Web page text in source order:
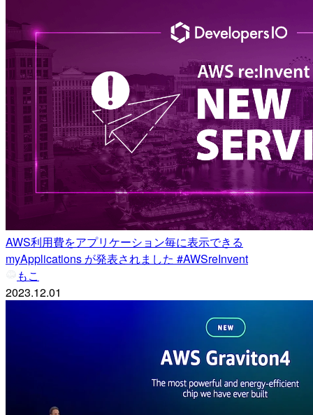
AWS利用費をアプリケーション毎に表示できる
myApplications が発表されました #AWSreInvent
もこ
2023.12.01